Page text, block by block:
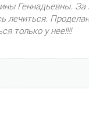
Геннадьевны.
лечиться.
только у нее!!!!